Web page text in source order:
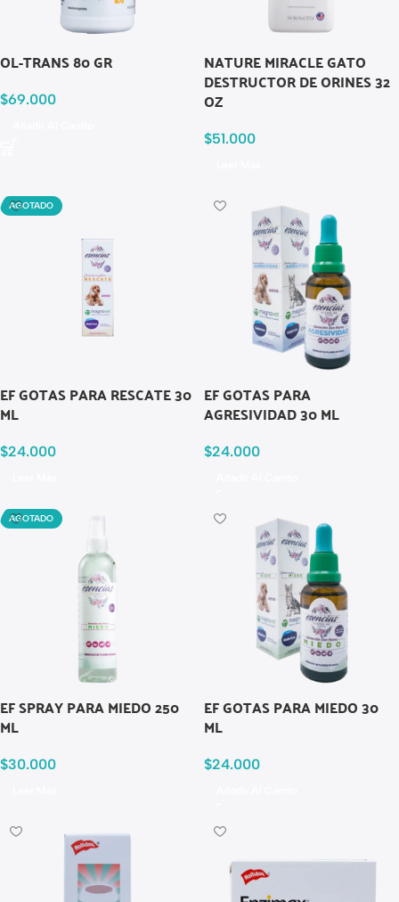
OL-TRANS 80 GR
$69.000
NATURE MIRACLE GATO
DESTRUCTOR DE ORINES 32
OZ
$51.000
AGOTADO
EF GOTAS PARA RESCATE 30
ML
$24.000
EF GOTAS PARA
AGRESIVIDAD 30 ML
$24.000
AGOTADO
EF SPRAY PARA MIEDO 250
ML
$30.000
EF GOTAS PARA MIEDO 30
ML
$24.000